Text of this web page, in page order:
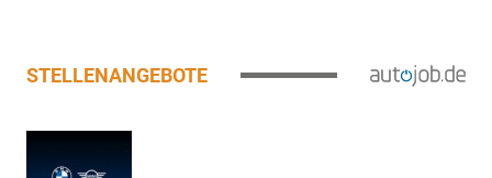
STELLENANGEBOTE